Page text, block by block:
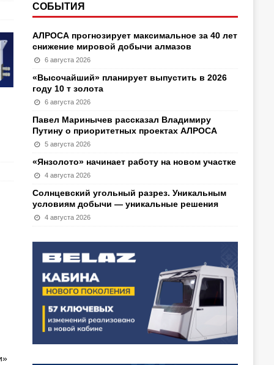
СОБЫТИЯ
АЛРОСА прогнозирует максимальное за 40 лет
снижение мировой добычи алмазов
6 августа 2026
«Высочайший» планирует выпустить в 2026
году 10 т золота
6 августа 2026
Павел Маринычев рассказал Владимиру
Путину о приоритетных проектах АЛРОСА
5 августа 2026
«Янзолото» начинает работу на новом участке
4 августа 2026
Солнцевский угольный разрез. Уникальным
условиям добычи — уникальные решения
4 августа 2026